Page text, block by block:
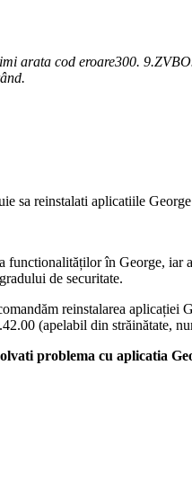
arata cod eroare300.
sa reinstalati aplicatiile
functionalităților în George,
de securitate.
reinstalarea
(apelabil din străinătate,
problema cu aplicatia